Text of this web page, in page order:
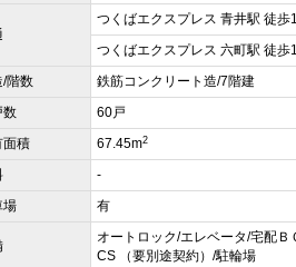
つくばエクスプレス 青井駅 徒歩
つくばエクスプレス 六町駅 徒歩
/階数
鉄筋コンクリート造/7階建
数
60戸
面積
67.45m2
-
場
有
オートロック/エレベータ/宅配
CS （要別途契約）/駐輪場